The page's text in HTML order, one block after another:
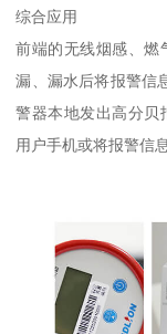
综合应用
前端的无线烟感、燃
漏、漏水后将报警信
警器本地发出高分贝
用户手机或将报警信